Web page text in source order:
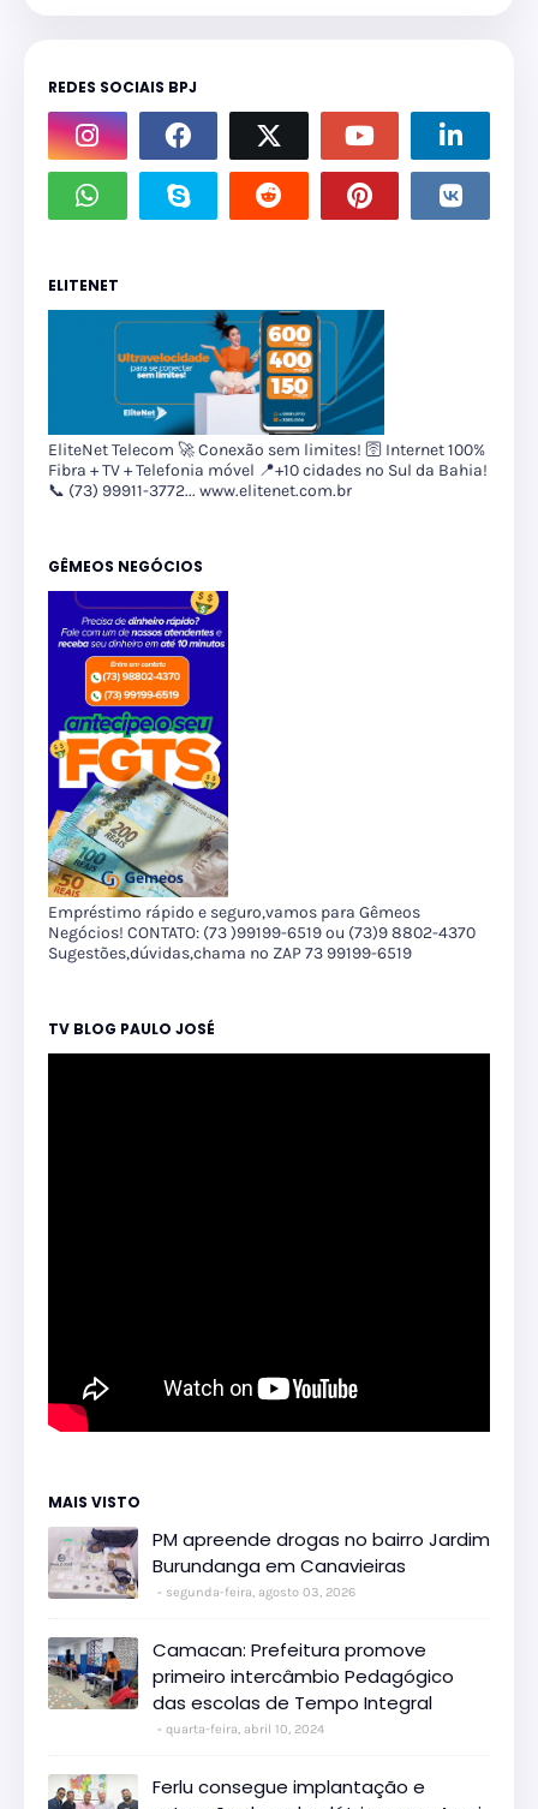
REDES SOCIAIS BPJ
ELITENET
EliteNet Telecom 🚀 Conexão sem limites! 🛜 Internet 100%
Fibra + TV + Telefonia móvel 📍+10 cidades no Sul da Bahia!
📞 (73) 99911-3772... www.elitenet.com.br
GÊMEOS NEGÓCIOS
Empréstimo rápido e seguro,vamos para Gêmeos
Negócios! CONTATO: (73 )99199-6519 ou (73)9 8802-4370
Sugestões,dúvidas,chama no ZAP 73 99199-6519
TV BLOG PAULO JOSÉ
MAIS VISTO
PM apreende drogas no bairro Jardim
Burundanga em Canavieiras
segunda-feira, agosto 03, 2026
Camacan: Prefeitura promove
primeiro intercâmbio Pedagógico
das escolas de Tempo Integral
quarta-feira, abril 10, 2024
Ferlu consegue implantação e